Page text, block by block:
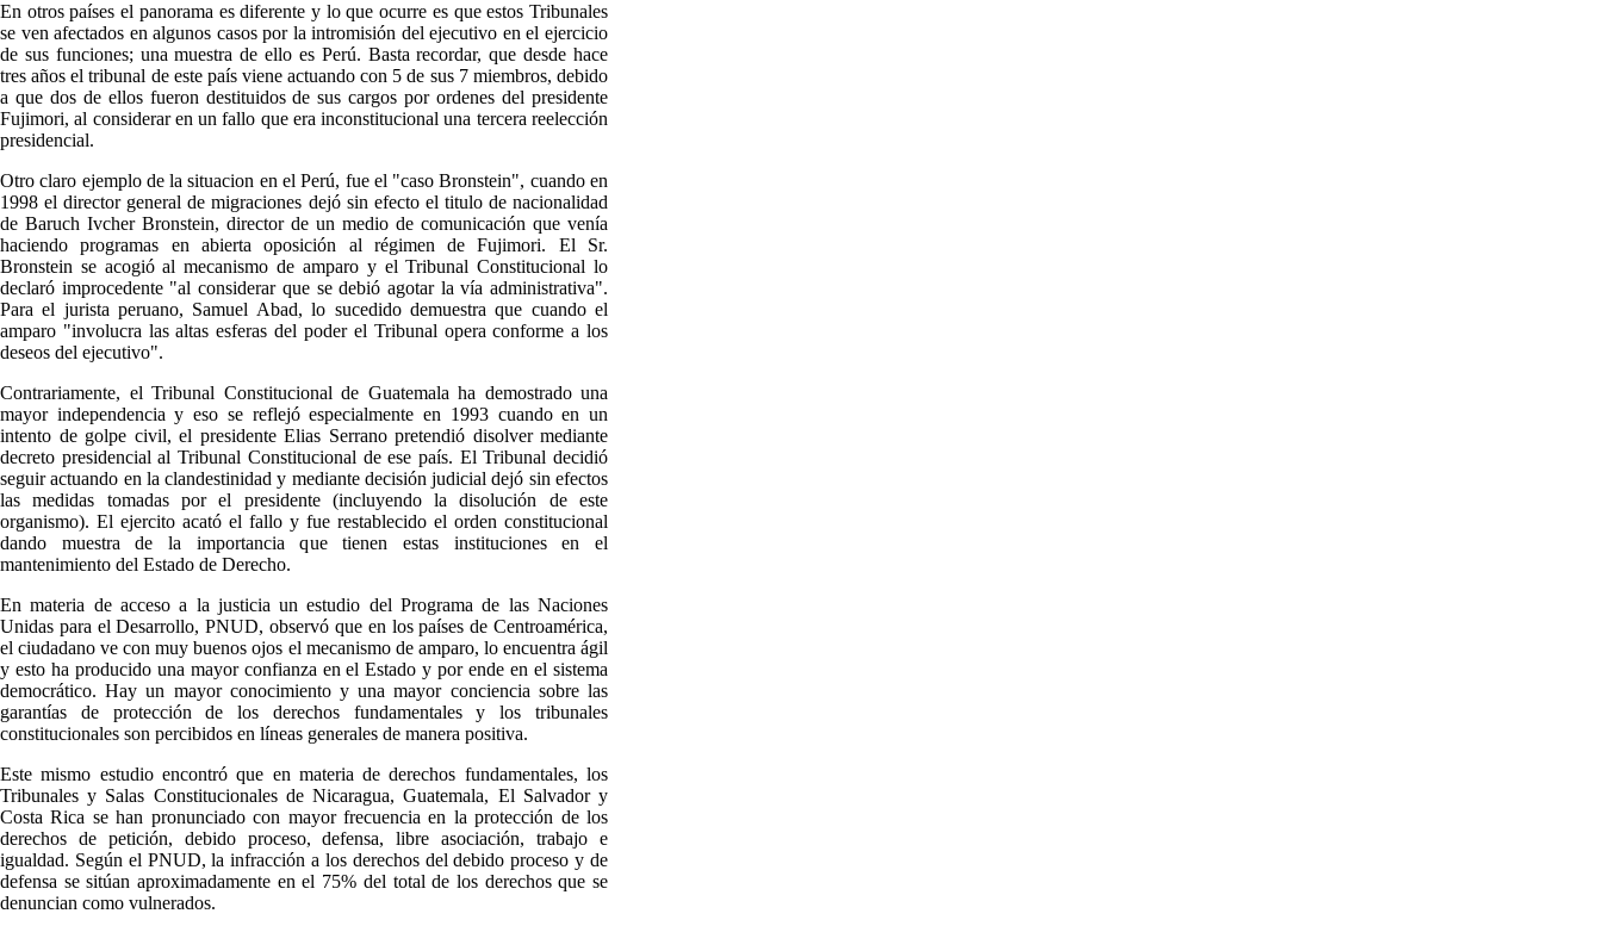
En otros países el panorama es diferente y lo que ocurre es que estos Tribunales
se ven afectados en algunos casos por la intromisión del ejecutivo en el ejercicio
de sus funciones; una muestra de ello es Perú. Basta recordar, que desde hace
tres años el tribunal de este país viene actuando con 5 de sus 7 miembros, debido
a que dos de ellos fueron destituidos de sus cargos por ordenes del presidente
Fujimori, al considerar en un fallo que era inconstitucional una tercera reelección
presidencial.
Otro claro ejemplo de la situacion en el Perú, fue el "caso Bronstein", cuando en
1998 el director general de migraciones dejó sin efecto el titulo de nacionalidad
de Baruch Ivcher Bronstein, director de un medio de comunicación que venía
haciendo programas en abierta oposición al régimen de Fujimori. El Sr.
Bronstein se acogió al mecanismo de amparo y el Tribunal Constitucional lo
declaró improcedente "al considerar que se debió agotar la vía administrativa".
Para el jurista peruano, Samuel Abad, lo sucedido demuestra que cuando el
amparo "involucra las altas esferas del poder el Tribunal opera conforme a los
deseos del ejecutivo".
Contrariamente, el Tribunal Constitucional de Guatemala ha demostrado una
mayor independencia y eso se reflejó especialmente en 1993 cuando en un
intento de golpe civil, el presidente Elias Serrano pretendió disolver mediante
decreto presidencial al Tribunal Constitucional de ese país. El Tribunal decidió
seguir actuando en la clandestinidad y mediante decisión judicial dejó sin efectos
las medidas tomadas por el presidente (incluyendo la disolución de este
organismo). El ejercito acató el fallo y fue restablecido el orden constitucional
dando muestra de la importancia que tienen estas instituciones en el
mantenimiento del Estado de Derecho.
En materia de acceso a la justicia un estudio del Programa de las Naciones
Unidas para el Desarrollo, PNUD, observó que en los países de Centroamérica,
el ciudadano ve con muy buenos ojos el mecanismo de amparo, lo encuentra ágil
y esto ha producido una mayor confianza en el Estado y por ende en el sistema
democrático. Hay un mayor conocimiento y una mayor conciencia sobre las
garantías de protección de los derechos fundamentales y los tribunales
constitucionales son percibidos en líneas generales de manera positiva.
Este mismo estudio encontró que en materia de derechos fundamentales, los
Tribunales y Salas Constitucionales de Nicaragua, Guatemala, El Salvador y
Costa Rica se han pronunciado con mayor frecuencia en la protección de los
derechos de petición, debido proceso, defensa, libre asociación, trabajo e
igualdad. Según el PNUD, la infracción a los derechos del debido proceso y de
defensa se sitúan aproximadamente en el 75% del total de los derechos que se
denuncian como vulnerados.